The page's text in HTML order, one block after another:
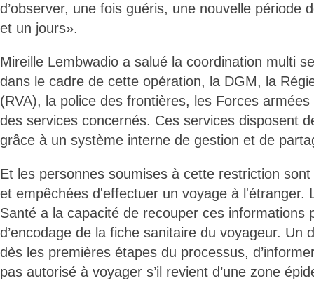
d’observer, une fois guéris, une nouvelle période
et un jours».
Mireille Lembwadio a salué la coordination multi
dans le cadre de cette opération, la DGM, la
(RVA), la police des frontières, les Forces armées
des services concernés. Ces services disposent
grâce à un système interne de gestion et de
Et les personnes soumises à cette restriction
et empêchées d'effectuer un voyage à l'étranger.
Santé a la capacité de recouper ces informations
d’encodage de la fiche sanitaire du voyageur. Un
dès les premières étapes du processus,
pas autorisé à voyager s’il revient d’une zone